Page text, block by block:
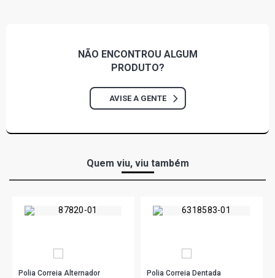
ASTRA CD SEDAN 2.0 16V GASOLINA (1999 - 2004)
(2005 - 2007)
ASTRA ELEGANCE SEDAN 2.0 8V FLEXPOWER FLEX
ASTRA ELITE SEDAN 2.0 8V FLEXPOWER FLEX (2005 -
2007)
ASTRA CD SEDAN 2.0 8V GASOLINA (1999 - 2002)
NÃO ENCONTROU ALGUM
PRODUTO?
AVISE A GENTE
Quem viu, viu também
Polia Correia Alternador
Polia Correia Dentada